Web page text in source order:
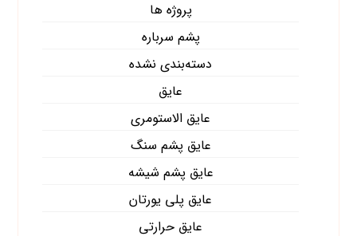
پروژه ها
پشم سرباره
دسته‌بندی نشده
عایق
عایق الاستومری
عایق پشم سنگ
عایق پشم شیشه
عایق پلی یورتان
عایق حرارتی